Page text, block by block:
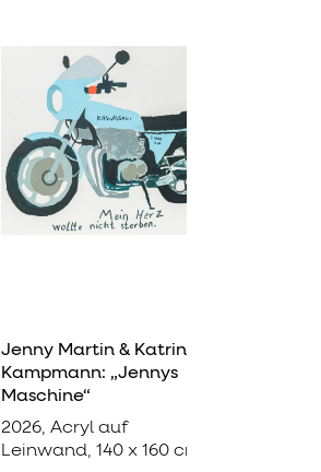
Jenny Martin & Katrin
Kampmann: „Jennys
Maschine“
2026, Acryl auf
Leinwand, 140 x 160 cm